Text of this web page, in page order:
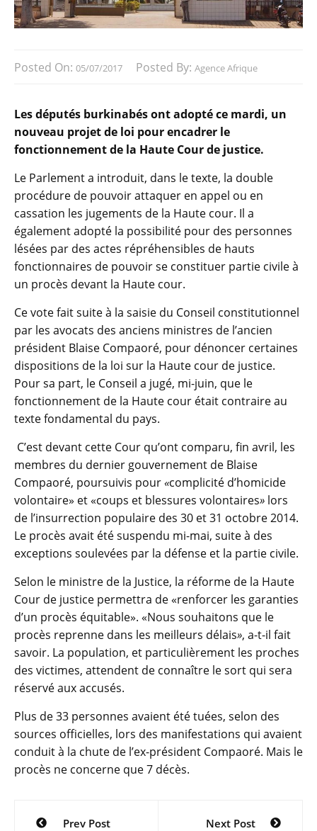
Posted On: 05/07/2017 Posted By: Agence Afrique
Les députés burkinabés ont adopté ce mardi, un
nouveau projet de loi pour encadrer le
fonctionnement de la Haute Cour de justice.
Le Parlement a introduit, dans le texte, la double
procédure de pouvoir attaquer en appel ou en
cassation les jugements de la Haute cour. Il a
également adopté la possibilité pour des personnes
lésées par des actes répréhensibles de hauts
fonctionnaires de pouvoir se constituer partie civile à
un procès devant la Haute cour.
Ce vote fait suite à la saisie du Conseil constitutionnel
par les avocats des anciens ministres de l’ancien
président Blaise Compaoré, pour dénoncer certaines
dispositions de la loi sur la Haute cour de justice.
Pour sa part, le Conseil a jugé, mi-juin, que le
fonctionnement de la Haute cour était contraire au
texte fondamental du pays.
C’est devant cette Cour qu’ont comparu, fin avril, les
membres du dernier gouvernement de Blaise
Compaoré, poursuivis pour«complicité d’homicide
volontaire» et «coups et blessures volontaires» lors
de l’insurrection populaire des 30 et 31 octobre 2014.
Le procès avait été suspendu mi-mai, suite à des
exceptions soulevées par la défense et la partie civile.
Selon le ministre de la Justice, la réforme de la Haute
Cour de justice permettra de «renforcer les garanties
d’un procès équitable». «Nous souhaitons que le
procès reprenne dans les meilleurs délais», a-t-il fait
savoir. La population, et particulièrement les proches
des victimes, attendent de connaître le sort qui sera
réservé aux accusés.
Plus de 33 personnes avaient été tuées, selon des
sources officielles, lors des manifestations qui avaient
conduit à la chute de l’ex-président Compaoré. Mais le
procès ne concerne que 7 décès.
Navigation
Prev Post Next Post